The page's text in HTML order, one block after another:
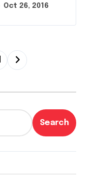
Oct 26, 2016
Search